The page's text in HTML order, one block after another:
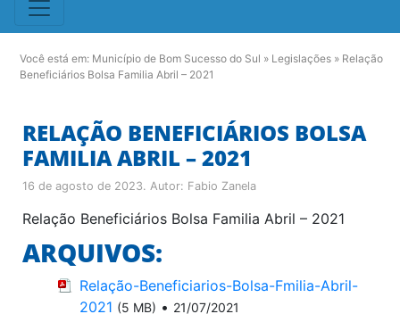
Você está em: Município de Bom Sucesso do Sul » Legislações » Relação
Beneficiários Bolsa Familia Abril – 2021
RELAÇÃO BENEFICIÁRIOS BOLSA
FAMILIA ABRIL – 2021
16 de agosto de 2023. Autor: Fabio Zanela
Relação Beneficiários Bolsa Familia Abril – 2021
ARQUIVOS:
Relação-Beneficiarios-Bolsa-Fmilia-Abril-
2021 (5 MB) • 21/07/2021